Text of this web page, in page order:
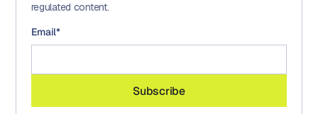
regulated content.
Email*